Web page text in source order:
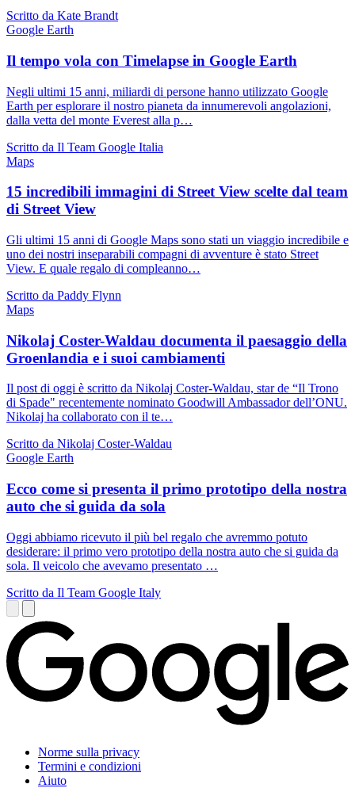
Scritto da Kate Brandt
Google Earth
Il tempo vola con Timelapse in Google Earth
Negli ultimi 15 anni, miliardi di persone hanno utilizzato Google
Earth per esplorare il nostro pianeta da innumerevoli angolazioni,
dalla vetta del monte Everest alla p…
Scritto da Il Team Google Italia
Maps
15 incredibili immagini di Street View scelte dal team
di Street View
Gli ultimi 15 anni di Google Maps sono stati un viaggio incredibile e
uno dei nostri inseparabili compagni di avventure è stato Street
View. E quale regalo di compleanno…
Scritto da Paddy Flynn
Maps
Nikolaj Coster-Waldau documenta il paesaggio della
Groenlandia e i suoi cambiamenti
Il post di oggi è scritto da Nikolaj Coster-Waldau, star de “Il Trono
di Spade" recentemente nominato Goodwill Ambassador dell’ONU.
Nikolaj ha collaborato con il te…
Scritto da Nikolaj Coster-Waldau
Google Earth
Ecco come si presenta il primo prototipo della nostra
auto che si guida da sola
Oggi abbiamo ricevuto il più bel regalo che avremmo potuto
desiderare: il primo vero prototipo della nostra auto che si guida da
sola. Il veicolo che avevamo presentato …
Scritto da Il Team Google Italy
Norme sulla privacy
Termini e condizioni
Aiuto